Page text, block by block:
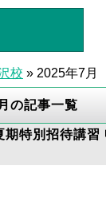
校 » 2025年7月
の記事一覧
特別招待講習